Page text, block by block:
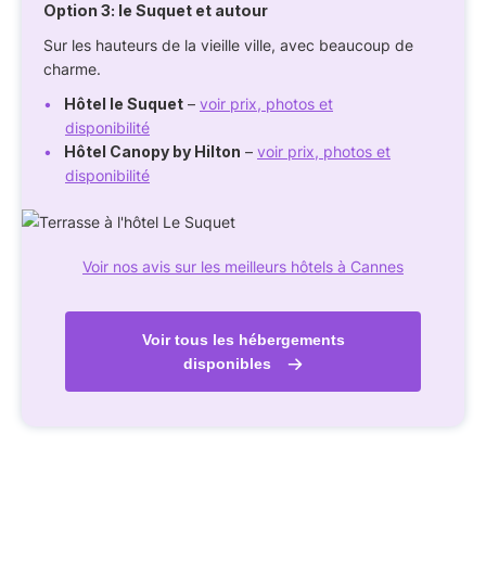
Option 3: le Suquet et autour
Sur les hauteurs de la vieille ville, avec beaucoup de
charme.
Hôtel le Suquet – voir prix, photos et
disponibilité
Hôtel Canopy by Hilton – voir prix, photos et
disponibilité
Voir nos avis sur les meilleurs hôtels à Cannes
Voir tous les hébergements
disponibles